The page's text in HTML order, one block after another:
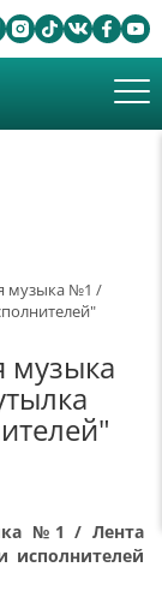
музыка №1 /
музыка
№1 / Лента
исполнителей